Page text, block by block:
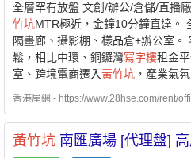
全層罕有放盤 文創/辦公/倉儲/直播
竹坑MTR極近，金鐘10分鐘直達。
隔畫廊、攝影棚、樣品倉+辦公室
鬆，相比中環、銅鑼灣寫字樓租金
室、跨境電商遷入黃竹坑 ，產業氣
香港屋網 - https://www.28hse.com/rent/
黃竹坑 南匯廣場 [代理盤]